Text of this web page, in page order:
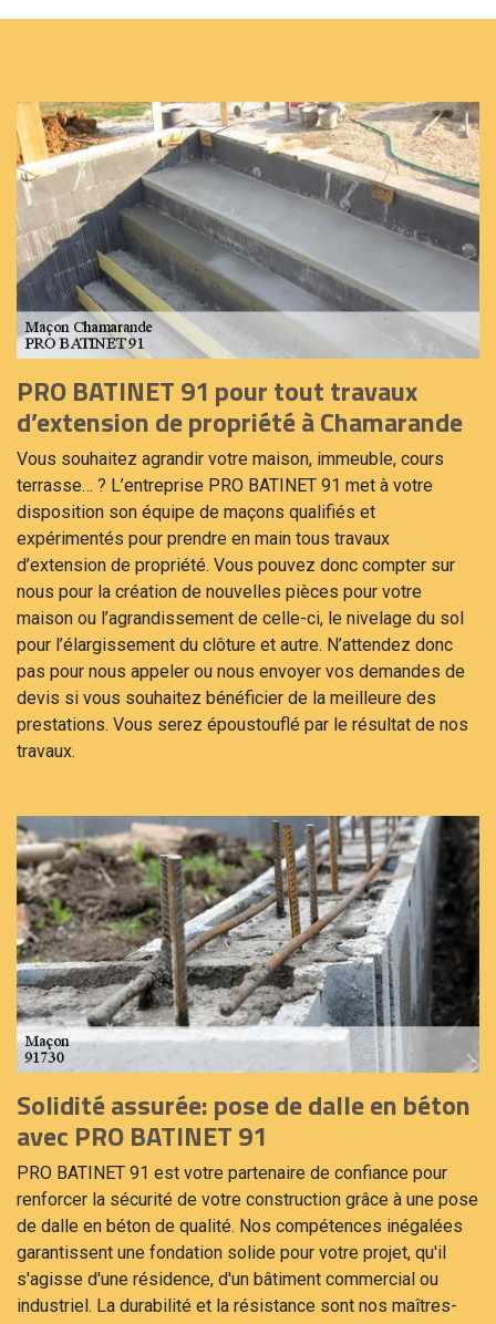
PRO BATINET 91 pour tout travaux
d’extension de propriété à Chamarande
Vous souhaitez agrandir votre maison, immeuble, cours
terrasse… ? L’entreprise PRO BATINET 91 met à votre
disposition son équipe de maçons qualifiés et
expérimentés pour prendre en main tous travaux
d’extension de propriété. Vous pouvez donc compter sur
nous pour la création de nouvelles pièces pour votre
maison ou l’agrandissement de celle-ci, le nivelage du sol
pour l’élargissement du clôture et autre. N’attendez donc
pas pour nous appeler ou nous envoyer vos demandes de
devis si vous souhaitez bénéficier de la meilleure des
prestations. Vous serez époustouflé par le résultat de nos
travaux.
Solidité assurée: pose de dalle en béton
avec PRO BATINET 91
PRO BATINET 91 est votre partenaire de confiance pour
renforcer la sécurité de votre construction grâce à une pose
de dalle en béton de qualité. Nos compétences inégalées
garantissent une fondation solide pour votre projet, qu'il
s'agisse d'une résidence, d'un bâtiment commercial ou
industriel. La durabilité et la résistance sont nos maîtres-